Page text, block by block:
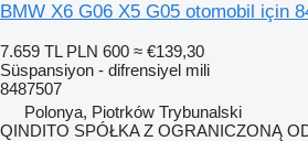
BMW X6 G06 X5 G05 otomobil için
7.659 TL PLN 600 ≈ €139,30
Süspansiyon - difrensiyel mili
8487507
Polonya, Piotrków Trybunalski
QINDITO SPÓŁKA Z OGRANICZONĄ